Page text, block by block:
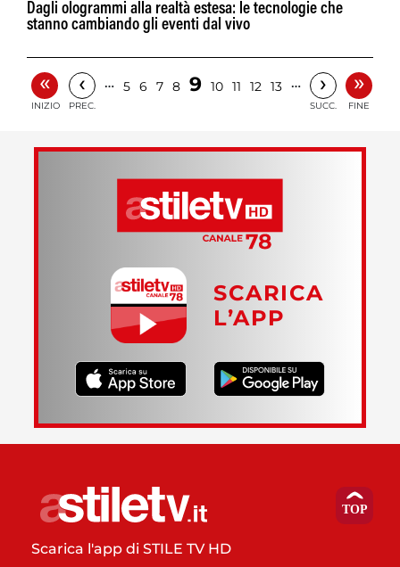
Dagli ologrammi alla realtà estesa: le tecnologie che
stanno cambiando gli eventi dal vivo
«
INIZIO
‹
PREC.
… 5 6 7 8 9 10 11 12 13 … ›
SUCC.
»
FINE
SCARICA
L’APP
Scarica l'app di STILE TV HD